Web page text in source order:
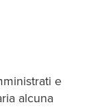
e
alcuna